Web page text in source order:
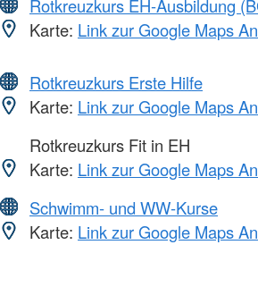
Rotkreuzkurs EH-Ausbildung
Karte: Link zur Google Maps
Rotkreuzkurs Erste Hilfe
Karte: Link zur Google Maps
Rotkreuzkurs Fit in EH
Karte: Link zur Google Maps
Schwimm- und WW-Kurse
Karte: Link zur Google Maps